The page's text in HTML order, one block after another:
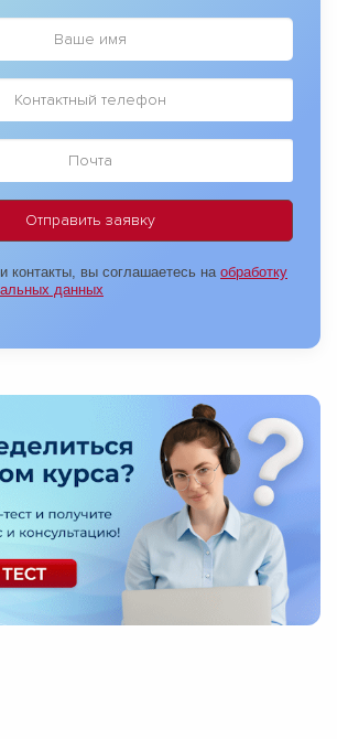
контакты, вы соглашаетесь на обработку
данных